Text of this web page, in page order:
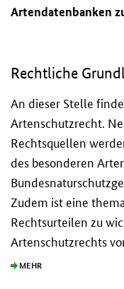
Artendatenbanken
Rechtliche
An dieser Stelle
Artenschutzrecht.
Rechtsquellen
des besonderen
Zudem ist eine
Rechtsurteilen zu
Artenschutzrechts
MEHR